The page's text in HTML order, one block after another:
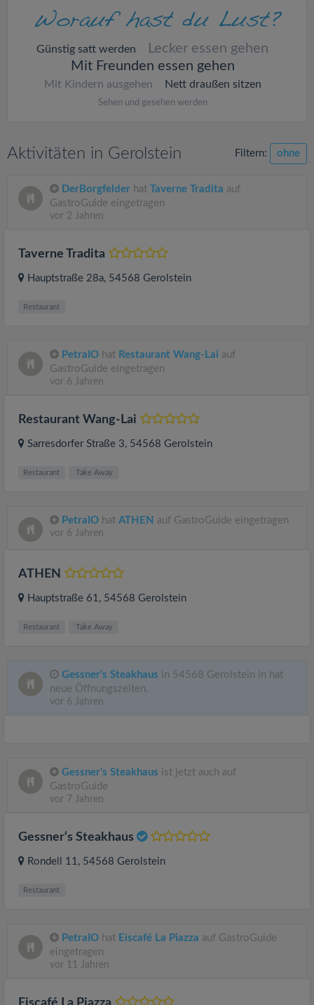
Günstig satt werden
Lecker essen gehen
Mit Freunden essen gehen
Mit Kindern ausgehen Nett draußen sitzen
Sehen und gesehen werden
Aktivitäten in Gerolstein Filtern: ohne
DerBorgfelder hat Taverne Tradita auf
GastroGuide eingetragen
vor 2 Jahren
Taverne Tradita
Hauptstraße 28a, 54568 Gerolstein
Restaurant
PetraIO hat Restaurant Wang-Lai auf
GastroGuide eingetragen
vor 6 Jahren
Restaurant Wang-Lai
Sarresdorfer Straße 3, 54568 Gerolstein
Restaurant Take Away
PetraIO hat ATHEN auf GastroGuide eingetragen
vor 6 Jahren
ATHEN
Hauptstraße 61, 54568 Gerolstein
Restaurant Take Away
Gessner‘s Steakhaus in 54568 Gerolstein in hat
neue Öffnungszeiten.
vor 6 Jahren
Gessner‘s Steakhaus ist jetzt auch auf
GastroGuide
vor 7 Jahren
Gessner‘s Steakhaus
Rondell 11, 54568 Gerolstein
Restaurant
PetraIO hat Eiscafé La Piazza auf GastroGuide
eingetragen
vor 11 Jahren